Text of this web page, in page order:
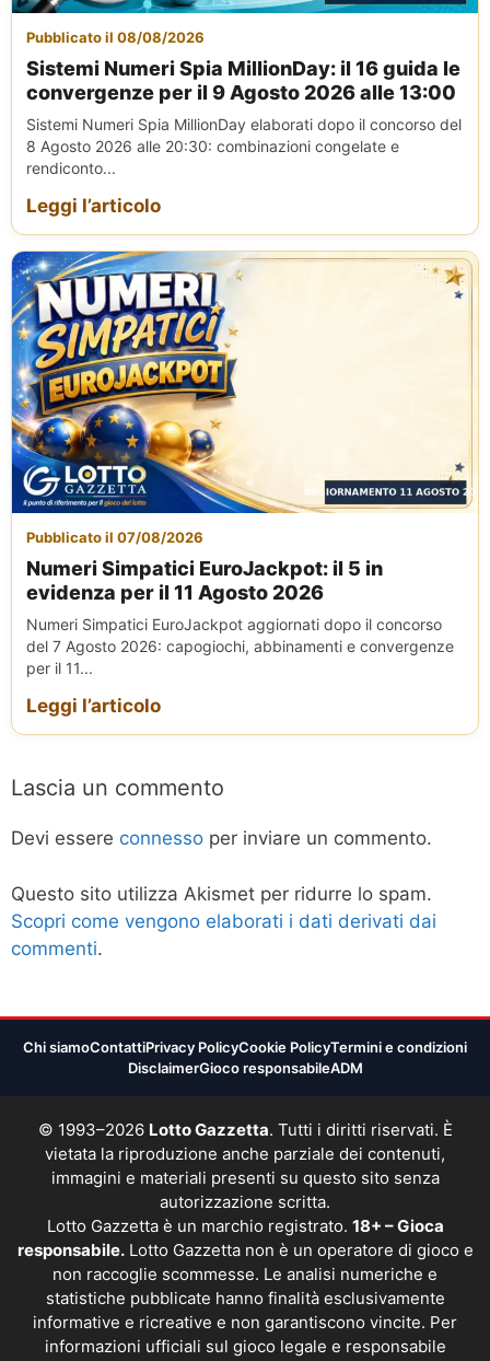
Pubblicato il 08/08/2026
Sistemi Numeri Spia MillionDay: il 16 guida le
convergenze per il 9 Agosto 2026 alle 13:00
Sistemi Numeri Spia MillionDay elaborati dopo il concorso del
8 Agosto 2026 alle 20:30: combinazioni congelate e
rendiconto...
Leggi l’articolo
Pubblicato il 07/08/2026
Numeri Simpatici EuroJackpot: il 5 in
evidenza per il 11 Agosto 2026
Numeri Simpatici EuroJackpot aggiornati dopo il concorso
del 7 Agosto 2026: capogiochi, abbinamenti e convergenze
per il 11...
Leggi l’articolo
Lascia un commento
Devi essere connesso per inviare un commento.
Questo sito utilizza Akismet per ridurre lo spam.
Scopri come vengono elaborati i dati derivati dai
commenti.
Chi siamoContattiPrivacy PolicyCookie PolicyTermini e condizioni
DisclaimerGioco responsabileADM
© 1993–2026 Lotto Gazzetta. Tutti i diritti riservati. È
vietata la riproduzione anche parziale dei contenuti,
immagini e materiali presenti su questo sito senza
autorizzazione scritta.
Lotto Gazzetta è un marchio registrato. 18+ – Gioca
responsabile.Lotto Gazzetta non è un operatore di gioco e
non raccoglie scommesse. Le analisi numeriche e
statistiche pubblicate hanno finalità esclusivamente
informative e ricreative e non garantiscono vincite. Per
informazioni ufficiali sul gioco legale e responsabile